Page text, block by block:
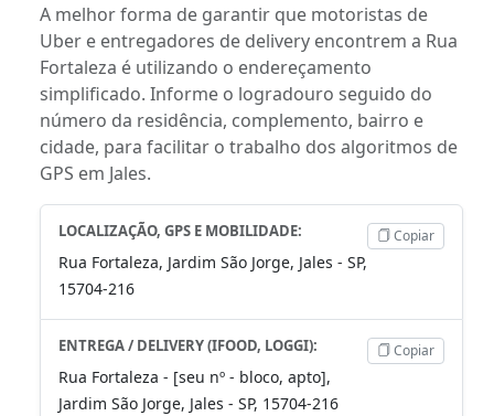
A melhor forma de garantir que motoristas de
Uber e entregadores de delivery encontrem a Rua
Fortaleza é utilizando o endereçamento
simplificado. Informe o logradouro seguido do
número da residência, complemento, bairro e
cidade, para facilitar o trabalho dos algoritmos de
GPS em Jales.
LOCALIZAÇÃO, GPS E MOBILIDADE:
Rua Fortaleza, Jardim São Jorge, Jales - SP,
15704-216
Copiar
ENTREGA / DELIVERY (IFOOD, LOGGI):
Rua Fortaleza - [seu nº - bloco, apto],
Jardim São Jorge, Jales - SP, 15704-216
Copiar